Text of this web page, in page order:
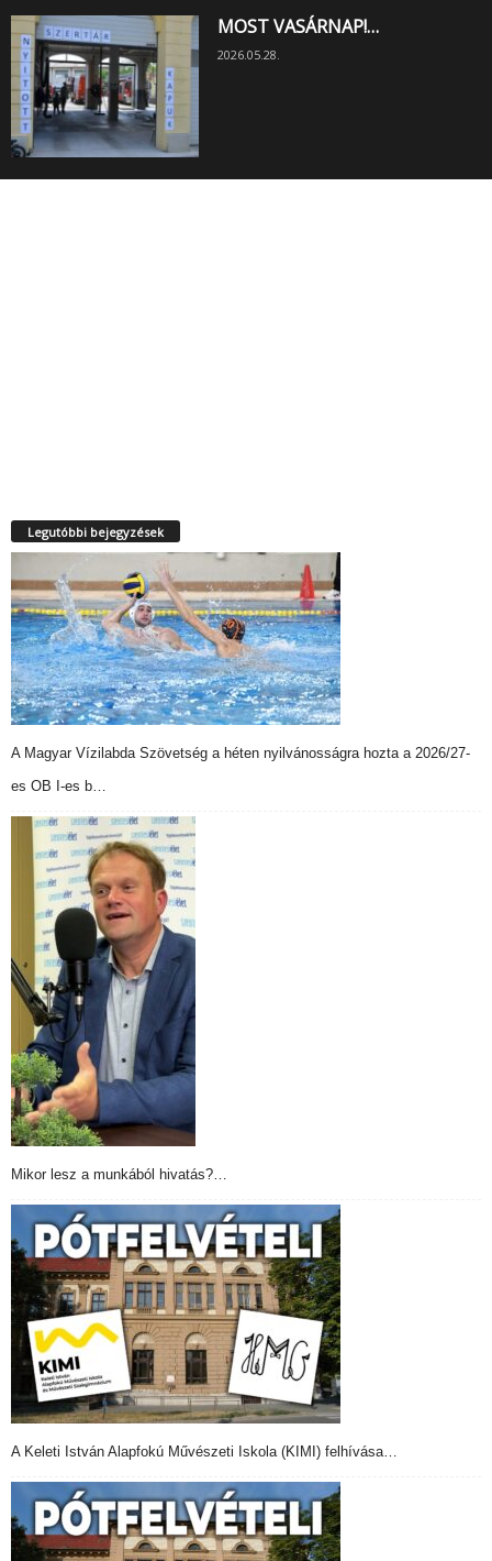
MOST VASÁRNAP!…
2026.05.28.
Legutóbbi bejegyzések
A Magyar Vízilabda Szövetség a héten nyilvánosságra hozta a 2026/27-
es OB I-es b…
Mikor lesz a munkából hivatás?…
A Keleti István Alapfokú Művészeti Iskola (KIMI) felhívása…